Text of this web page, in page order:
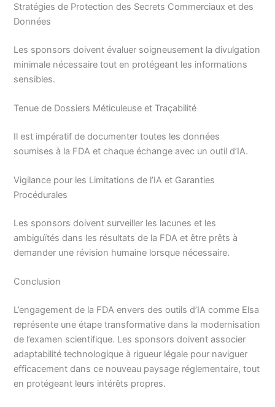
Stratégies de Protection des Secrets Commerciaux et des
Données
Les sponsors doivent évaluer soigneusement la divulgation
minimale nécessaire tout en protégeant les informations
sensibles.
Tenue de Dossiers Méticuleuse et Traçabilité
Il est impératif de documenter toutes les données
soumises à la FDA et chaque échange avec un outil d’IA.
Vigilance pour les Limitations de l’IA et Garanties
Procédurales
Les sponsors doivent surveiller les lacunes et les
ambiguïtés dans les résultats de la FDA et être prêts à
demander une révision humaine lorsque nécessaire.
Conclusion
L’engagement de la FDA envers des outils d’IA comme Elsa
représente une étape transformative dans la modernisation
de l’examen scientifique. Les sponsors doivent associer
adaptabilité technologique à rigueur légale pour naviguer
efficacement dans ce nouveau paysage réglementaire, tout
en protégeant leurs intérêts propres.